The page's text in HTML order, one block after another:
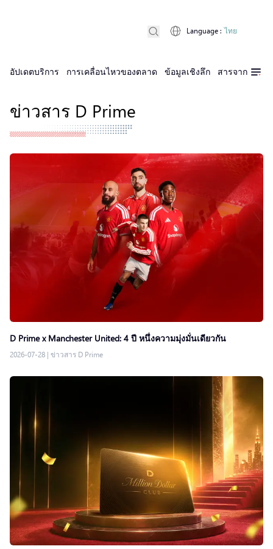
อัปเดตบริการ การเคลื่อนไหวของตลาด ข้อมูลเชิงลึก สารจาก D
Language : ไทย
ข่าวสาร D Prime
D Prime x Manchester United: 4 ปี หนึ่งความมุ่งมั่นเดียวกัน
2026-07-28 | ข่าวสาร D Prime